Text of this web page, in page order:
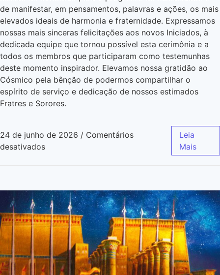
de manifestar, em pensamentos, palavras e ações, os mais
elevados ideais de harmonia e fraternidade. Expressamos
nossas mais sinceras felicitações aos novos Iniciados, à
dedicada equipe que tornou possível esta cerimônia e a
todos os membros que participaram como testemunhas
deste momento inspirador. Elevamos nossa gratidão ao
Cósmico pela bênção de podermos compartilhar o
espírito de serviço e dedicação de nossos estimados
Fratres e Sorores.
24 de junho de 2026 / Comentários
desativados
Leia
Mais